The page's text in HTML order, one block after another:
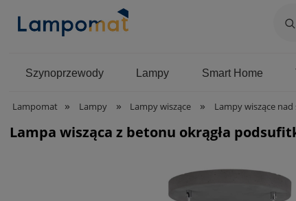
Szynoprzewody Lampy Smart Home
Lampomat » Lampy » Lampy wiszące » Lampy wiszące nad
Lampa wisząca z betonu okrągła